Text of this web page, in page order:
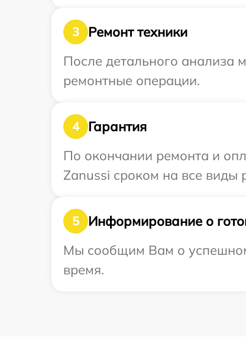
3
Ремонт техники
После детального анализа
ремонтные операции.
4
Гарантия
По окончании ремонта и
Zanussi сроком на все виды
5
Информирование о
Мы сообщим Вам о успешном
время.